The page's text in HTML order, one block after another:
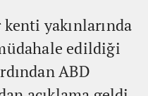
kenti yakınlarında
edildiği
ABD